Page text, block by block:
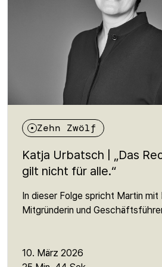
Recht, das viele nicht kennen –
grundlegend für eine offene
Zehn Zwölf
Katja Urbatsch | „Das
gilt nicht für alle.“
In dieser Folge spricht Martin
Mitgründerin und
Deutschland die Herkunft stark
10. März 2026